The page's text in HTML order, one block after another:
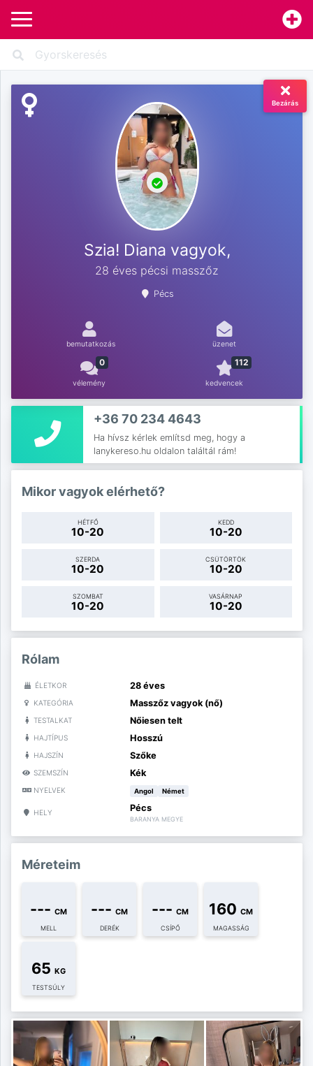
Bezárás
Szia! Diana vagyok,
28 éves pécsi masszőz
Pécs
bemutatkozás üzenet
0
vélemény
112
kedvencek
+36 70 234 4643
Ha hívsz kérlek említsd meg, hogy a
lanykereso.hu oldalon találtál rám!
Mikor vagyok elérhető?
HÉTFŐ
10-20
KEDD
10-20
SZERDA
10-20
CSÜTÖRTÖK
10-20
SZOMBAT
10-20
VASÁRNAP
10-20
Rólam
ÉLETKOR 28 éves
KATEGÓRIA Masszőz vagyok (nő)
TESTALKAT Nőiesen telt
HAJTÍPUS Hosszú
HAJSZÍN Szőke
SZEMSZÍN Kék
NYELVEK Angol Német
HELY Pécs
BARANYA MEGYE
Méreteim
--- CM
MELL
--- CM
DERÉK
--- CM
CSÍPŐ
160 CM
MAGASSÁG
65 KG
TESTSÚLY